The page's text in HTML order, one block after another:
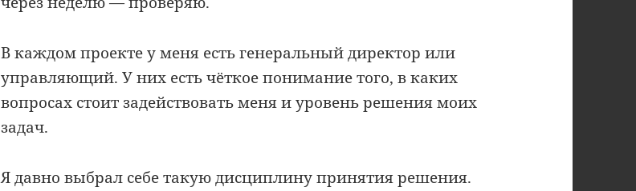
В каждом проекте у меня есть генеральный директор или
управляющий. У них есть чёткое понимание того, в каких
вопросах стоит задействовать меня и уровень решения моих
задач.
Я давно выбрал себе такую дисциплину принятия решения.